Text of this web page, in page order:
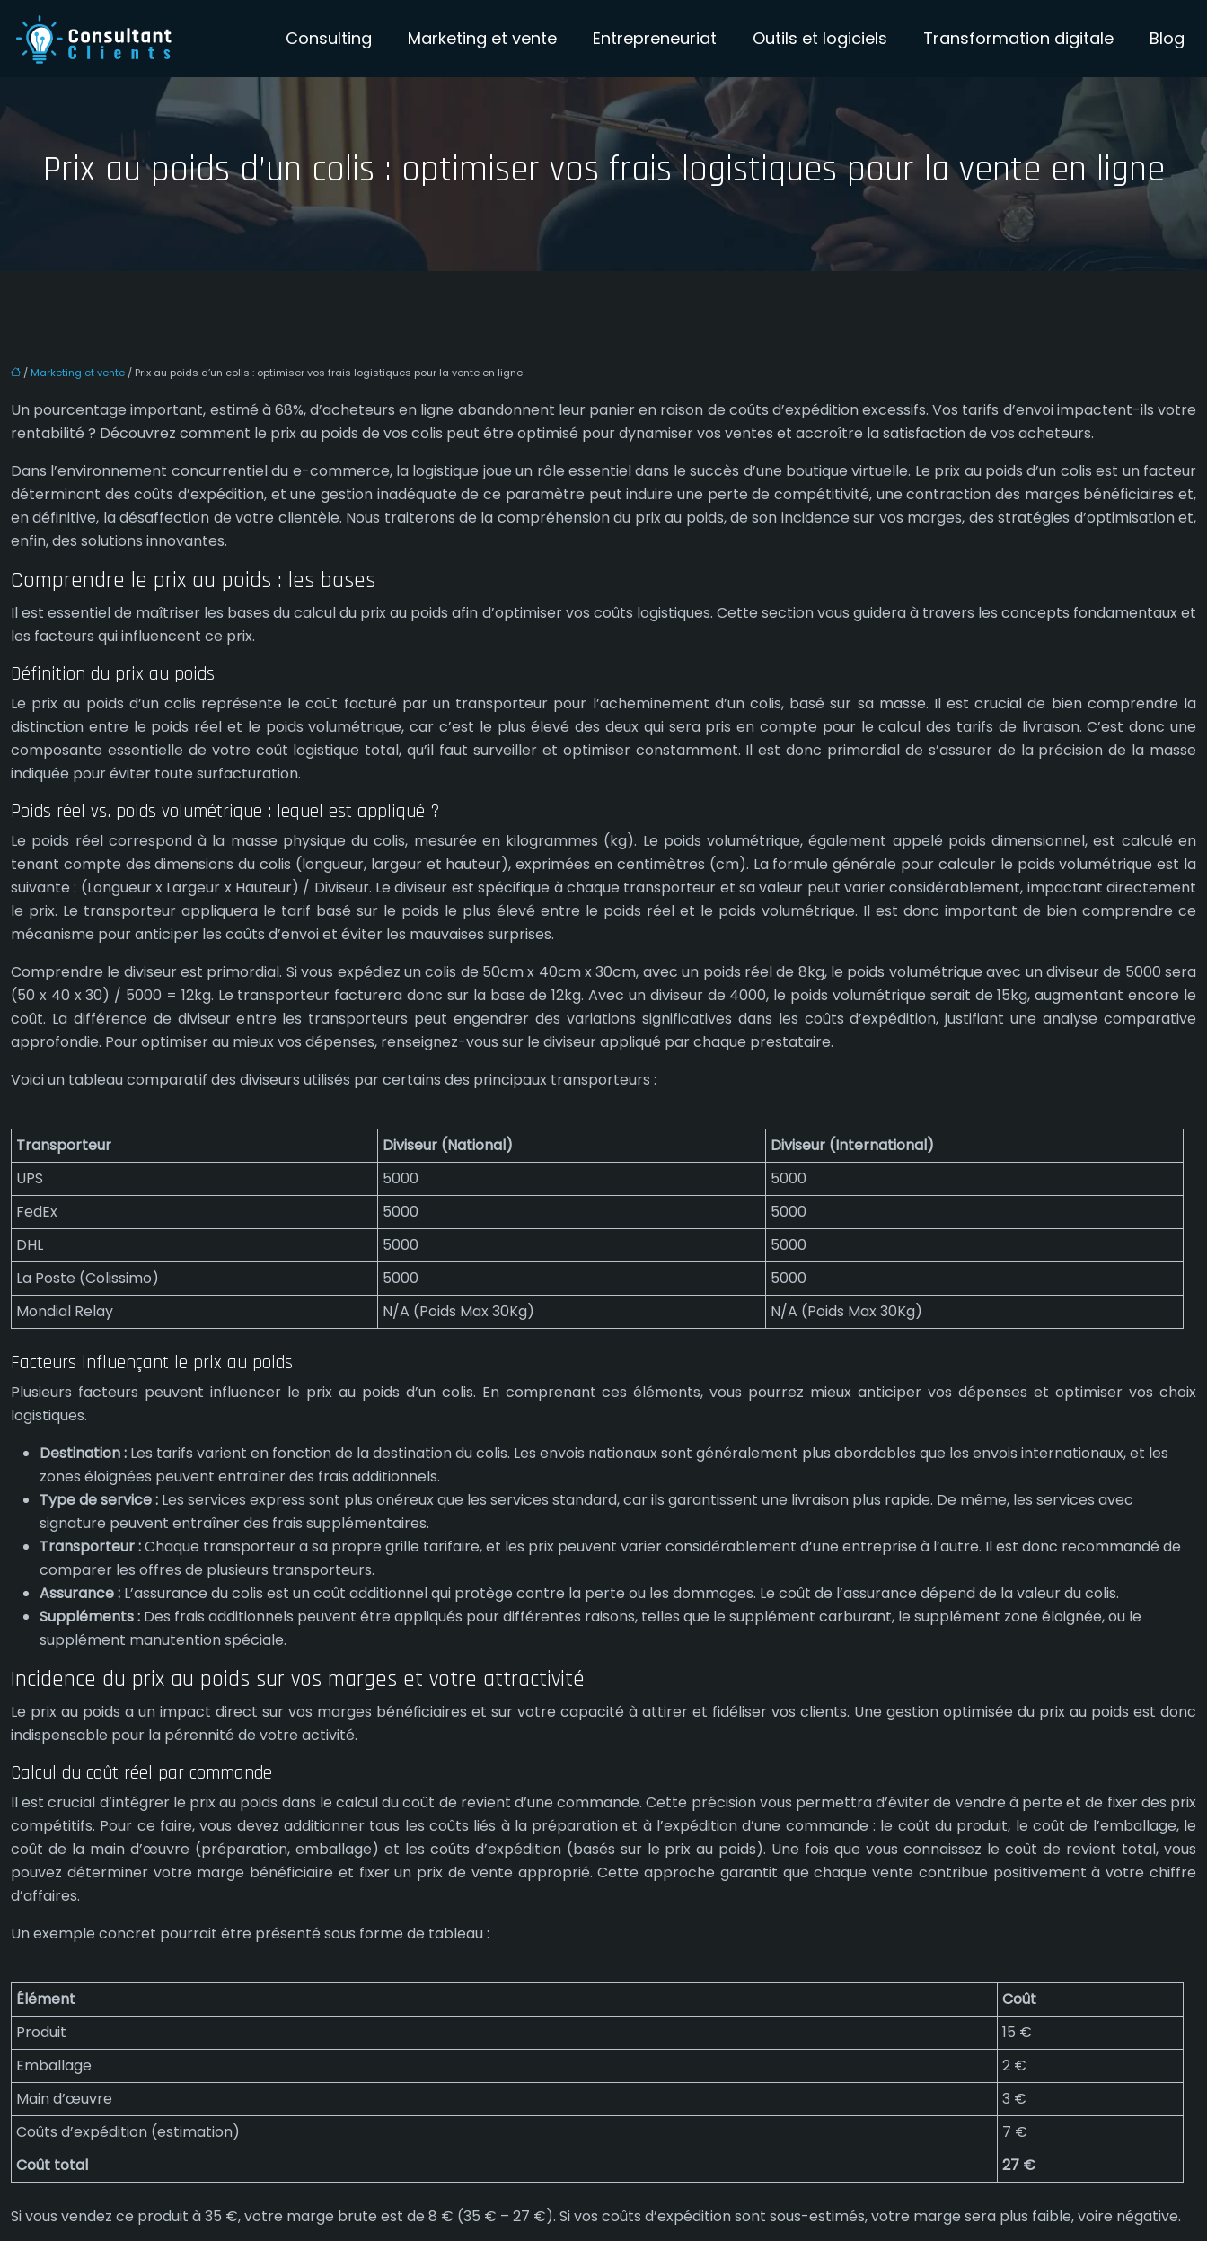
Consulting Marketing et vente Entrepreneuriat Outils et logiciels Transformation digitale Blog
Prix au poids d’un colis : optimiser vos frais logistiques pour la vente en ligne
/ Marketing et vente / Prix au poids d’un colis : optimiser vos frais logistiques pour la vente en ligne
Un pourcentage important, estimé à 68%, d’acheteurs en ligne abandonnent leur panier en raison de coûts d’expédition excessifs. Vos tarifs d’envoi impactent-ils votre
rentabilité ? Découvrez comment le prix au poids de vos colis peut être optimisé pour dynamiser vos ventes et accroître la satisfaction de vos acheteurs.
Dans l’environnement concurrentiel du e-commerce, la logistique joue un rôle essentiel dans le succès d’une boutique virtuelle. Le prix au poids d’un colis est un facteur
déterminant des coûts d’expédition, et une gestion inadéquate de ce paramètre peut induire une perte de compétitivité, une contraction des marges bénéficiaires et,
en définitive, la désaffection de votre clientèle. Nous traiterons de la compréhension du prix au poids, de son incidence sur vos marges, des stratégies d’optimisation et,
enfin, des solutions innovantes.
Comprendre le prix au poids : les bases
Il est essentiel de maîtriser les bases du calcul du prix au poids afin d’optimiser vos coûts logistiques. Cette section vous guidera à travers les concepts fondamentaux et
les facteurs qui influencent ce prix.
Définition du prix au poids
Le prix au poids d’un colis représente le coût facturé par un transporteur pour l’acheminement d’un colis, basé sur sa masse. Il est crucial de bien comprendre la
distinction entre le poids réel et le poids volumétrique, car c’est le plus élevé des deux qui sera pris en compte pour le calcul des tarifs de livraison. C’est donc une
composante essentielle de votre coût logistique total, qu’il faut surveiller et optimiser constamment. Il est donc primordial de s’assurer de la précision de la masse
indiquée pour éviter toute surfacturation.
Poids réel vs. poids volumétrique : lequel est appliqué ?
Le poids réel correspond à la masse physique du colis, mesurée en kilogrammes (kg). Le poids volumétrique, également appelé poids dimensionnel, est calculé en
tenant compte des dimensions du colis (longueur, largeur et hauteur), exprimées en centimètres (cm). La formule générale pour calculer le poids volumétrique est la
suivante : (Longueur x Largeur x Hauteur) / Diviseur. Le diviseur est spécifique à chaque transporteur et sa valeur peut varier considérablement, impactant directement
le prix. Le transporteur appliquera le tarif basé sur le poids le plus élevé entre le poids réel et le poids volumétrique. Il est donc important de bien comprendre ce
mécanisme pour anticiper les coûts d’envoi et éviter les mauvaises surprises.
Comprendre le diviseur est primordial. Si vous expédiez un colis de 50cm x 40cm x 30cm, avec un poids réel de 8kg, le poids volumétrique avec un diviseur de 5000 sera
(50 x 40 x 30) / 5000 = 12kg. Le transporteur facturera donc sur la base de 12kg. Avec un diviseur de 4000, le poids volumétrique serait de 15kg, augmentant encore le
coût. La différence de diviseur entre les transporteurs peut engendrer des variations significatives dans les coûts d’expédition, justifiant une analyse comparative
approfondie. Pour optimiser au mieux vos dépenses, renseignez-vous sur le diviseur appliqué par chaque prestataire.
Voici un tableau comparatif des diviseurs utilisés par certains des principaux transporteurs :
Transporteur Diviseur (National)
Diviseur (International)
UPS
5000
5000
FedEx
5000
5000
DHL
5000
5000
La Poste (Colissimo)
5000
5000
Mondial Relay
N/A (Poids Max 30Kg) N/A (Poids Max 30Kg)
Facteurs influençant le prix au poids
Plusieurs facteurs peuvent influencer le prix au poids d’un colis. En comprenant ces éléments, vous pourrez mieux anticiper vos dépenses et optimiser vos choix
logistiques.
Destination : Les tarifs varient en fonction de la destination du colis. Les envois nationaux sont généralement plus abordables que les envois internationaux, et les
zones éloignées peuvent entraîner des frais additionnels.
Type de service : Les services express sont plus onéreux que les services standard, car ils garantissent une livraison plus rapide. De même, les services avec
signature peuvent entraîner des frais supplémentaires.
Transporteur :Chaque transporteur a sa propre grille tarifaire, et les prix peuvent varier considérablement d’une entreprise à l’autre. Il est donc recommandé de
comparer les offres de plusieurs transporteurs.
Assurance : L’assurance du colis est un coût additionnel qui protège contre la perte ou les dommages. Le coût de l’assurance dépend de la valeur du colis.
Suppléments : Des frais additionnels peuvent être appliqués pour différentes raisons, telles que le supplément carburant, le supplément zone éloignée, ou le
supplément manutention spéciale.
Incidence du prix au poids sur vos marges et votre attractivité
Le prix au poids a un impact direct sur vos marges bénéficiaires et sur votre capacité à attirer et fidéliser vos clients. Une gestion optimisée du prix au poids est donc
indispensable pour la pérennité de votre activité.
Calcul du coût réel par commande
Il est crucial d’intégrer le prix au poids dans le calcul du coût de revient d’une commande. Cette précision vous permettra d’éviter de vendre à perte et de fixer des prix
compétitifs. Pour ce faire, vous devez additionner tous les coûts liés à la préparation et à l’expédition d’une commande : le coût du produit, le coût de l’emballage, le
coût de la main d’œuvre (préparation, emballage) et les coûts d’expédition (basés sur le prix au poids). Une fois que vous connaissez le coût de revient total, vous
pouvez déterminer votre marge bénéficiaire et fixer un prix de vente approprié. Cette approche garantit que chaque vente contribue positivement à votre chiffre
d’affaires.
Un exemple concret pourrait être présenté sous forme de tableau :
Élément
Coût
Produit
15 €
Emballage
2 €
Main d’œuvre
3 €
Coûts d’expédition (estimation)
7 €
Coût total
27 €
Si vous vendez ce produit à 35 €, votre marge brute est de 8 € (35 € – 27 €). Si vos coûts d’expédition sont sous-estimés, votre marge sera plus faible, voire négative.